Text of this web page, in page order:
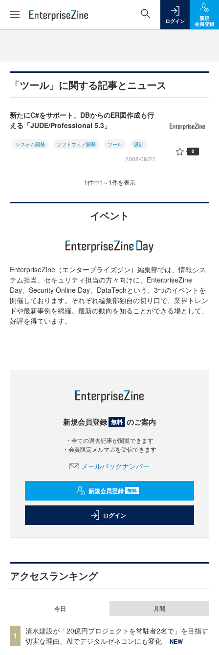
ログイン
新規
会員登録
「ツール」に関する記事とニュース
新たにC#をサポート、DBからのER図作成も行
える「JUDE/Professional 5.3」
システム開発 ソフトウェア開発 ツール 設計
2008/06/27
0
1件中1～1件を表示
イベント
EnterpriseZine（エンタープライズジン）編集部では、情報シス
テム担当、セキュリティ担当の方々向けに、EnterpriseZine
Day、Security Online Day、DataTechという、3つのイベントを
開催しております。それぞれ編集部独自の切り口で、業界トレン
ドや最新事例を網羅。最新の動向を知ることができる場として、
好評を得ています。
新規会員登録 無料 のご案内
・全ての過去記事が閲覧できます
・会員限定メルマガを受信できます
メールバックナンバー
新規会員登録 無料
ログイン
アクセスランキング
今日 月間
1
清水建設が「20億円プロジェクトを常駐者2名で」を目指す
切実な理由、AIでデジタルゼネコンにも変化
NEW